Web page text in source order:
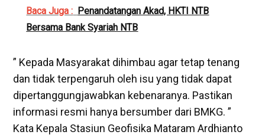
Baca Juga : Penandatangan Akad, HKTI NTB
Bersama Bank Syariah NTB
” Kepada Masyarakat dihimbau agar tetap tenang
dan tidak terpengaruh oleh isu yang tidak dapat
dipertanggungjawabkan kebenaranya. Pastikan
informasi resmi hanya bersumber dari BMKG. ”
Kata Kepala Stasiun Geofisika Mataram Ardhianto